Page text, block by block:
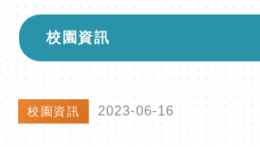
校園資訊
校園資訊 2023-06-16